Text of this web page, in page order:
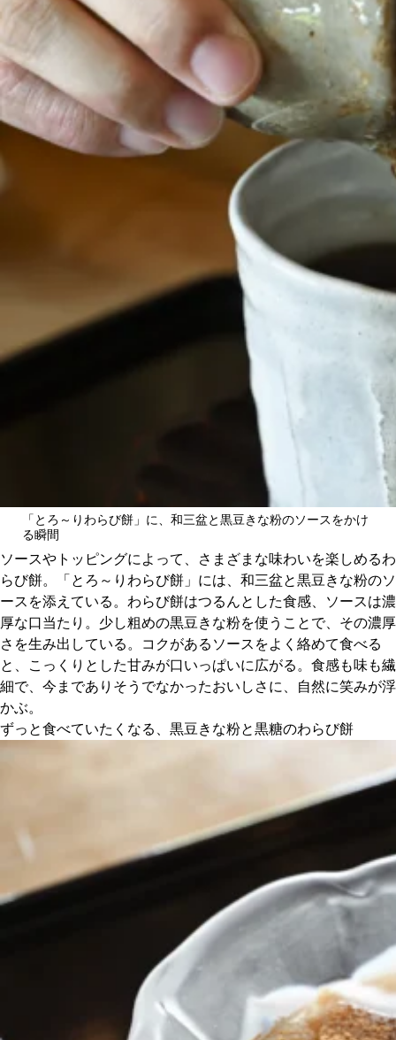
すべて
関西で開催。
おすすめの展覧会
おすすめの映画
誠光社で選びました。
「とろ～りわらび餅」に、和三盆と黒豆きな粉のソースをかけ
る瞬間
ソースやトッピングによって、さまざまな味わいを楽しめるわ
らび餅。「とろ～りわらび餅」には、和三盆と黒豆きな粉のソ
ースを添えている。わらび餅はつるんとした食感、ソースは濃
厚な口当たり。少し粗めの黒豆きな粉を使うことで、その濃厚
さを生み出している。コクがあるソースをよく絡めて食べる
と、こっくりとした甘みが口いっぱいに広がる。食感も味も繊
細で、今までありそうでなかったおいしさに、自然に笑みが浮
かぶ。
ずっと食べていたくなる、黒豆きな粉と黒糖のわらび餅